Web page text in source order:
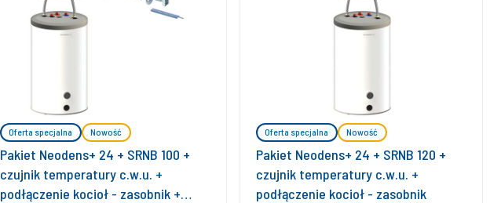
Oferta specjalna Nowość
Pakiet Neodens+ 24 + SRNB 100 +
czujnik temperatury c.w.u. +
podłączenie kocioł - zasobnik +
Oferta specjalna Nowość
Pakiet Neodens+ 24 + SRNB 120 +
czujnik temperatury c.w.u. +
podłączenie kocioł - zasobnik